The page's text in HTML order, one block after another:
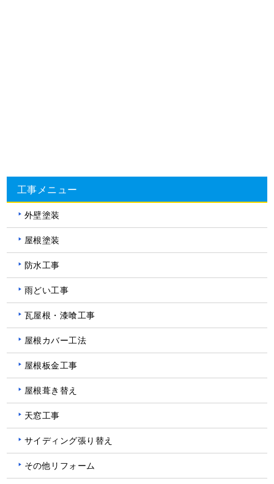
工事メニュー
外壁塗装
屋根塗装
防水工事
雨どい工事
瓦屋根・漆喰工事
屋根カバー工法
屋根板金工事
屋根葺き替え
天窓工事
サイディング張り替え
その他リフォーム